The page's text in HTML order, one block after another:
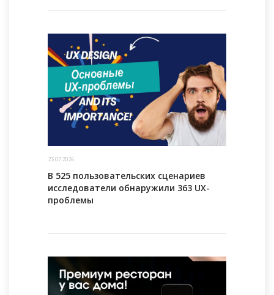
23.07.2026
В 525 пользовательских сценариев
исследователи обнаружили 363 UX-
проблемы